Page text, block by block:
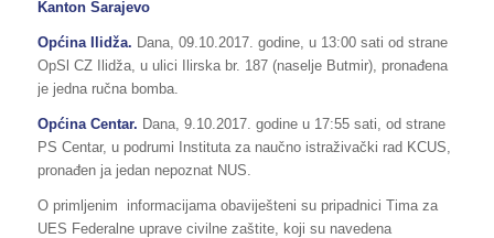
Kanton Sarajevo
Općina Ilidža. Dana, 09.10.2017. godine, u 13:00 sati od strane
OpSl CZ Ilidža, u ulici Ilirska br. 187 (naselje Butmir), pronađena
je jedna ručna bomba.
Općina Centar. Dana, 9.10.2017. godine u 17:55 sati, od strane
PS Centar, u podrumi Instituta za naučno istraživački rad KCUS,
pronađen ja jedan nepoznat NUS.
O primljenim informacijama obaviješteni su pripadnici Tima za
UES Federalne uprave civilne zaštite, koji su navedena